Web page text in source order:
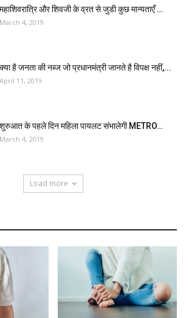
महाशिवरात्रि और शिवजी के व्रत से जुडी कुछ मान्यताएँ …
March 4, 2019
क्या है जनता की नब्ज जो प्रधानमंत्री जानते है विपक्ष नहीं,...
April 11, 2019
शुरुआत के पहले दिन महिला पायलट संभालेगी METRO…
March 4, 2019
Load more